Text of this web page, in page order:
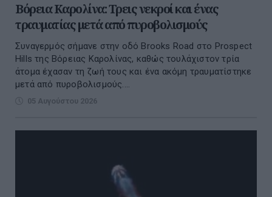
Βόρεια Καρολίνα: Τρεις νεκροί και ένας
τραυματίας μετά από πυροβολισμούς
Συναγερμός σήμανε στην οδό Brooks Road στο Prospect
Hills της Βόρειας Καρολίνας, καθώς τουλάχιστον τρία
άτομα έχασαν τη ζωή τους και ένα ακόμη τραυματίστηκε
μετά από πυροβολισμούς....
05 Αυγούστου 2026